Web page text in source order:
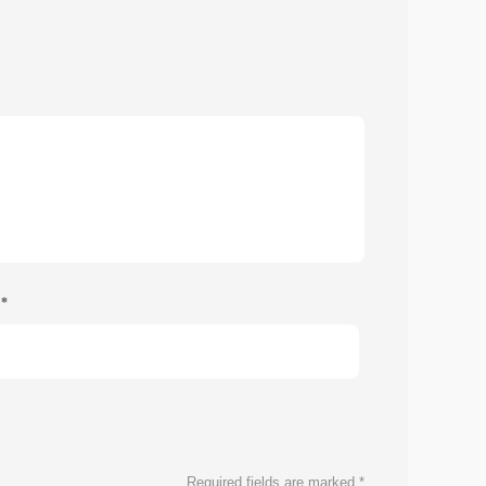
*
Required fields are marked *